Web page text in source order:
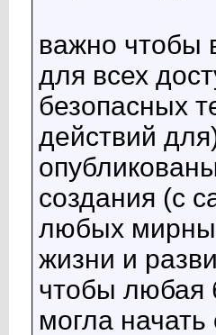
важно чтобы
для всех
безопасных
действий
создания (с
любых
жизни и
чтобы любая
могла